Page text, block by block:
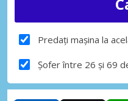
Predați mașina la
Șofer între 26 și 69